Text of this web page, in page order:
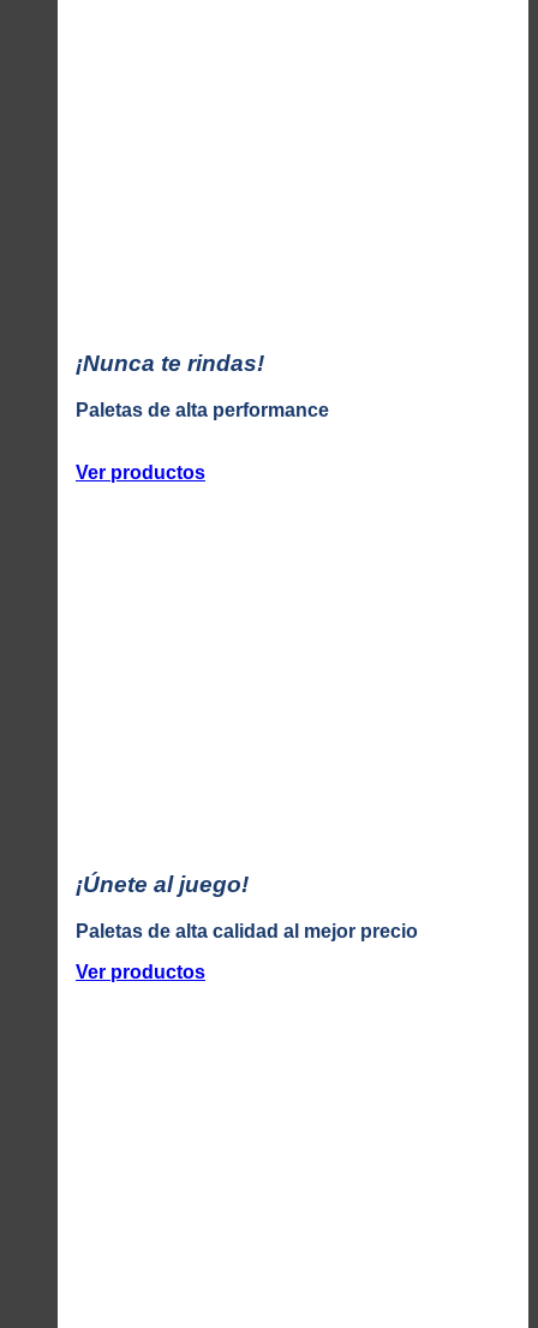
¡Nunca te rindas!
Paletas de alta performance
Ver productos
¡Únete al juego!
Paletas de alta calidad al mejor precio
Ver productos